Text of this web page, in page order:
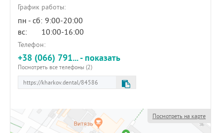
График работы:
пн - сб: 9:00-20:00
вс:
10:00-16:00
Телефон:
+38 (066) 791... - показать
Посмотреть все телефоны (2)
Посмотреть на карте